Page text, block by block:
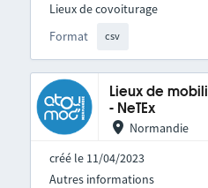
Format csv
Lieux de covoiturage
Lieux de
- NeTEx
Normandie
créé le 11/04/2023
Autres informations